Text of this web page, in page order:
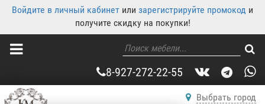
Войдите в личный кабинет или зарегистрируйте промокод и
получите скидку на покупки!
8-927-272-22-55
Выбрать город